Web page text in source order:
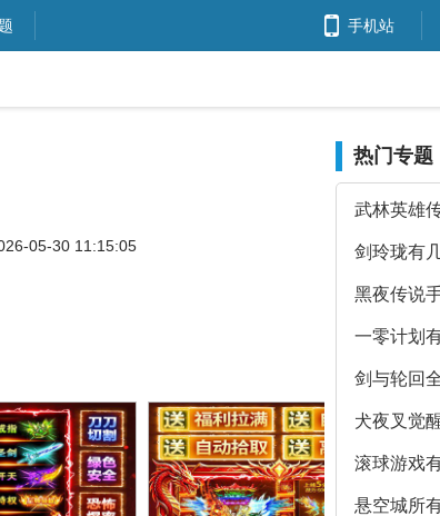
手机站
05-30 11:15:05
热门专题
武林英雄
剑玲珑有
黑夜传说
一零计划
剑与轮回
犬夜叉觉
滚球游戏
悬空城所